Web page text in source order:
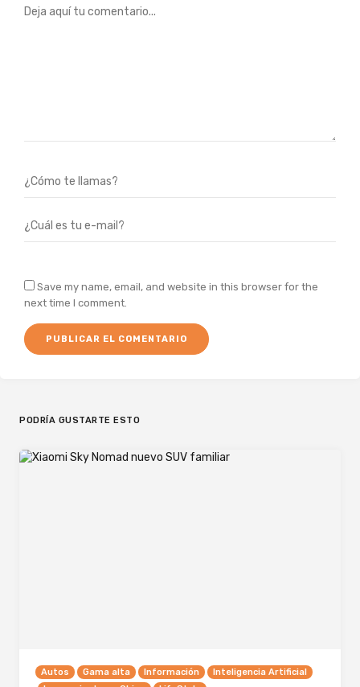
Save my name, email, and website in this browser for the
next time I comment.
PODRÍA GUSTARTE ESTO
Autos Gama alta Información
Inteligencia Artificial